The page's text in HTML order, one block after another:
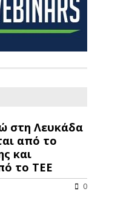
στη Λευκάδα
από το
και
το ΤΕΕ
0